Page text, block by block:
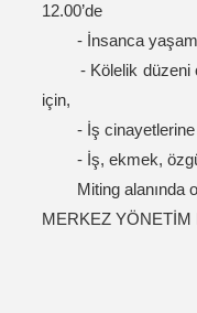
12.00’de
- İnsanca
- Kölelik düzeni
için,
- İş cinayetlerine
- İş, ekmek,
Miting alanında
MERKEZ YÖNETİM